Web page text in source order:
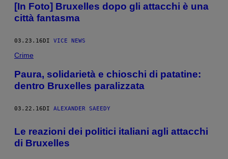
[In Foto] Bruxelles dopo gli attacchi è una
città fantasma
03.23.16DI VICE NEWS
Crime
Paura, solidarietà e chioschi di patatine:
dentro Bruxelles paralizzata
03.22.16 DI ALEXANDER SAEEDY
Le reazioni dei politici italiani agli attacchi
di Bruxelles